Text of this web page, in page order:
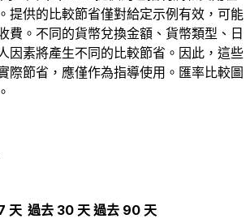
提供的比較節省僅對給定示例有效，可能
費。不同的貨幣兌換金額、貨幣類型、日
因素將產生不同的比較節省。因此，這些
際節省，應僅作為指導使用。匯率比較圖
天 過去 30 天 過去 90 天